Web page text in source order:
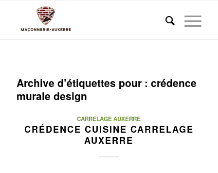
Archive d’étiquettes pour : crédence
murale design
CARRELAGE AUXERRE
CRÉDENCE CUISINE CARRELAGE
AUXERRE